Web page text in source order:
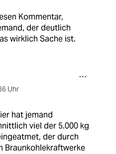
Kommentar,
der deutlich
wirklich Sache ist.
Uhr
hat jemand
viel der 5.000 kg
der durch
Braunkohlekraftwerke